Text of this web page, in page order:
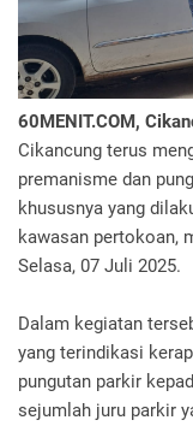
60MENIT.COM,
Cikancung terus
premanisme dan
khususnya yang
kawasan pertokoan,
Selasa, 07 Juli 2025.
Dalam kegiatan
yang terindikasi
pungutan parkir
sejumlah juru parkir